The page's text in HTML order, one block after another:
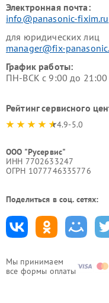
Мы принимаем
все формы оплаты
Электронная почта:
info@panasonic-fixim.ru
для юридических лиц
manager@fix-
График работы:
ПН-ВСК с 9:00 до
Рейтинг сервисного
4.9-5.0
ООО "Русервис"
ИНН 7702633247
ОГРН 1077746335776
Поделиться в соц. сетях: